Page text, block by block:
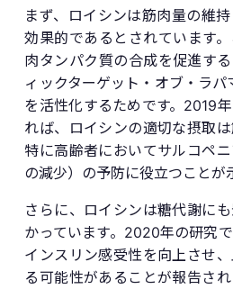
まず、ロイシンは筋肉量の維
効果的であるとされています
肉タンパク質の合成を促進す
ィックターゲット・オブ・ラ
を活性化するためです。2019
れば、ロイシンの適切な摂取は
特に高齢者においてサルコペ
の減少）の予防に役立つことが
さらに、ロイシンは糖代謝に
かっています。2020年の研究
インスリン感受性を向上させ
る可能性があることが報告され